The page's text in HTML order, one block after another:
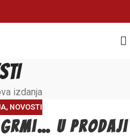
izdanja
, NOVOSTI
u prodaji